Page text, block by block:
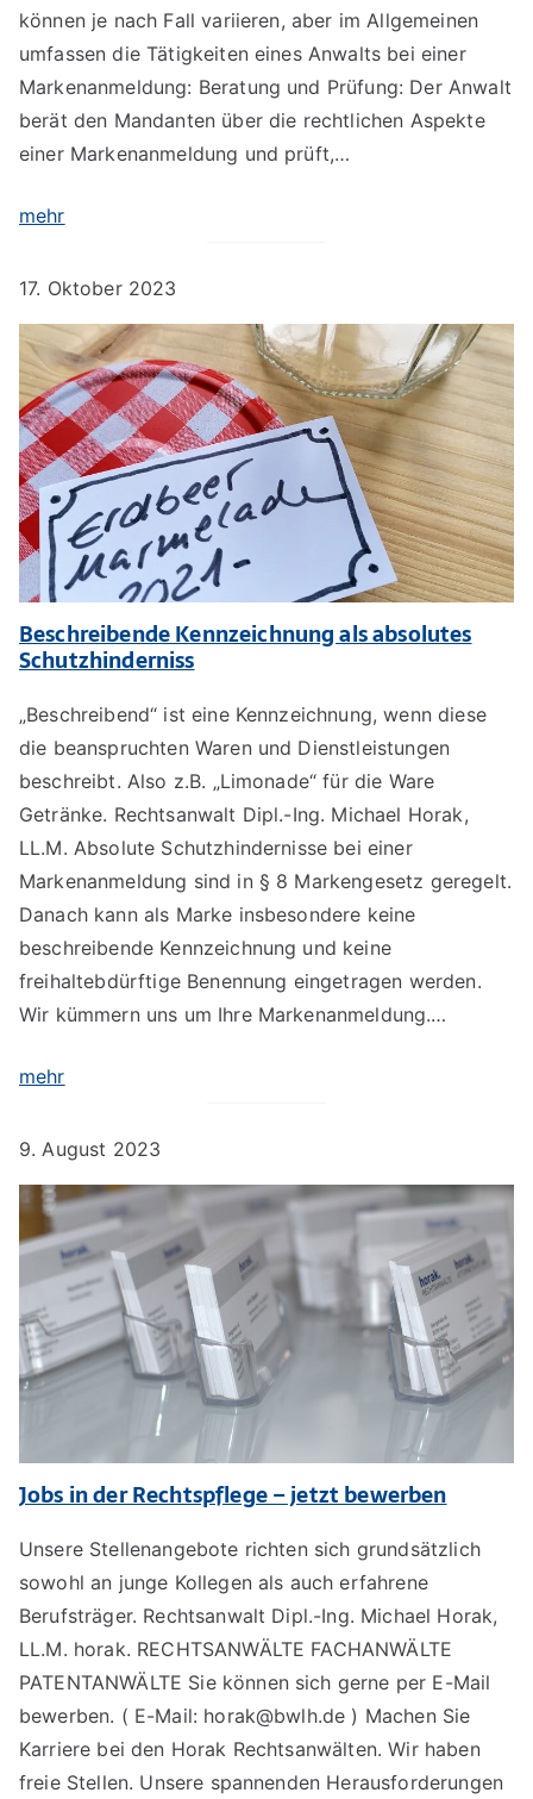
können je nach Fall variieren, aber im Allgemeinen
umfassen die Tätigkeiten eines Anwalts bei einer
Markenanmeldung: Beratung und Prüfung: Der Anwalt
berät den Mandanten über die rechtlichen Aspekte
einer Markenanmeldung und prüft,…
mehr
17. Oktober 2023
Beschreibende Kennzeichnung als absolutes
Schutzhinderniss
„Beschreibend“ ist eine Kennzeichnung, wenn diese
die beanspruchten Waren und Dienstleistungen
beschreibt. Also z.B. „Limonade“ für die Ware
Getränke. Rechtsanwalt Dipl.-Ing. Michael Horak,
LL.M. Absolute Schutzhindernisse bei einer
Markenanmeldung sind in § 8 Markengesetz geregelt.
Danach kann als Marke insbesondere keine
beschreibende Kennzeichnung und keine
freihaltebdürftige Benennung eingetragen werden.
Wir kümmern uns um Ihre Markenanmeldung.…
mehr
9. August 2023
Jobs in der Rechtspflege – jetzt bewerben
Unsere Stellenangebote richten sich grundsätzlich
sowohl an junge Kollegen als auch erfahrene
Berufsträger. Rechtsanwalt Dipl.-Ing. Michael Horak,
LL.M. horak. RECHTSANWÄLTE FACHANWÄLTE
PATENTANWÄLTE Sie können sich gerne per E-Mail
bewerben. ( E-Mail: horak@bwlh.de ) Machen Sie
Karriere bei den Horak Rechtsanwälten. Wir haben
freie Stellen. Unsere spannenden Herausforderungen